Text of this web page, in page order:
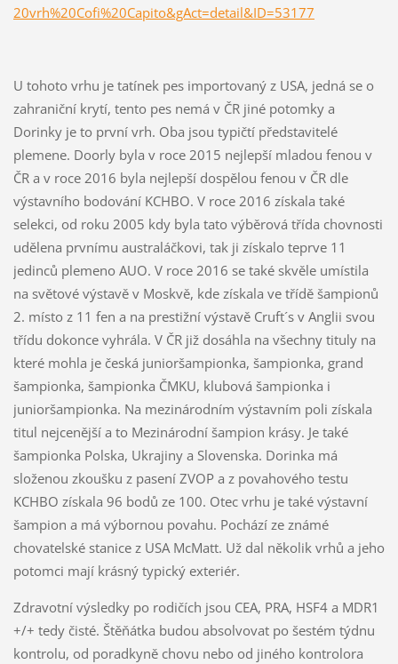
20vrh%20Cofi%20Capito&gAct=detail&ID=53177
U tohoto vrhu je tatínek pes importovaný z USA, jedná se o
zahraniční krytí, tento pes nemá v ČR jiné potomky a
Dorinky je to první vrh. Oba jsou typičtí představitelé
plemene. Doorly byla v roce 2015 nejlepší mladou fenou v
ČR a v roce 2016 byla nejlepší dospělou fenou v ČR dle
výstavního bodování KCHBO. V roce 2016 získala také
selekci, od roku 2005 kdy byla tato výběrová třída chovnosti
udělena prvnímu australáčkovi, tak ji získalo teprve 11
jedinců plemeno AUO. V roce 2016 se také skvěle umístila
na světové výstavě v Moskvě, kde získala ve třídě šampionů
2. místo z 11 fen a na prestižní výstavě Cruft´s v Anglii svou
třídu dokonce vyhrála. V ČR již dosáhla na všechny tituly na
které mohla je česká junioršampionka, šampionka, grand
šampionka, šampionka ČMKU, klubová šampionka i
junioršampionka. Na mezinárodním výstavním poli získala
titul nejcenější a to Mezinárodní šampion krásy. Je také
šampionka Polska, Ukrajiny a Slovenska. Dorinka má
složenou zkoušku z pasení ZVOP a z povahového testu
KCHBO získala 96 bodů ze 100. Otec vrhu je také výstavní
šampion a má výbornou povahu. Pochází ze známé
chovatelské stanice z USA McMatt. Už dal několik vrhů a jeho
potomci mají krásný typický exteriér.
Zdravotní výsledky po rodičích jsou CEA, PRA, HSF4 a MDR1
+/+ tedy čisté. Štěňátka budou absolvovat po šestém týdnu
kontrolu, od poradkyně chovu nebo od jiného kontrolora